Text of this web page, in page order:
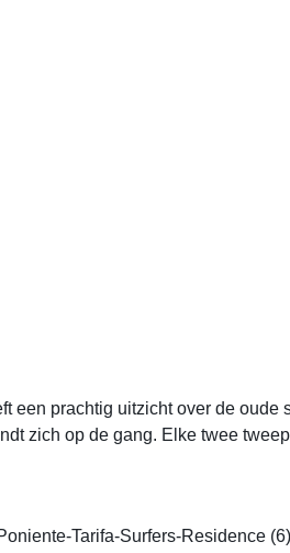
een prachtig uitzicht over de oude
zich op de gang. Elke twee